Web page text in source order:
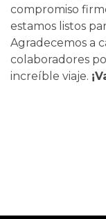
compromiso
estamos listos
Agradecemos a
colaboradores
increíble viaje.